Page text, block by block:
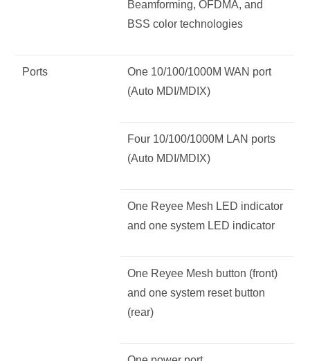
Beamforming, OFDMA, and
BSS color technologies
Ports
One 10/100/1000M WAN port
(Auto MDI/MDIX)
Four 10/100/1000M LAN ports
(Auto MDI/MDIX)
One Reyee Mesh LED indicator
and one system LED indicator
One Reyee Mesh button (front)
and one system reset button
(rear)